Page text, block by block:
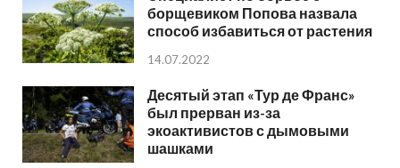
борщевиком Попова назвала
способ избавиться от растения
14.07.2022
Десятый этап «Тур де Франс»
был прерван из-за
экоактивистов с дымовыми
шашками